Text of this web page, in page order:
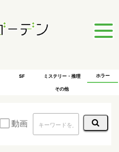
SF ミステリー・推理 ホラー
その他
動画